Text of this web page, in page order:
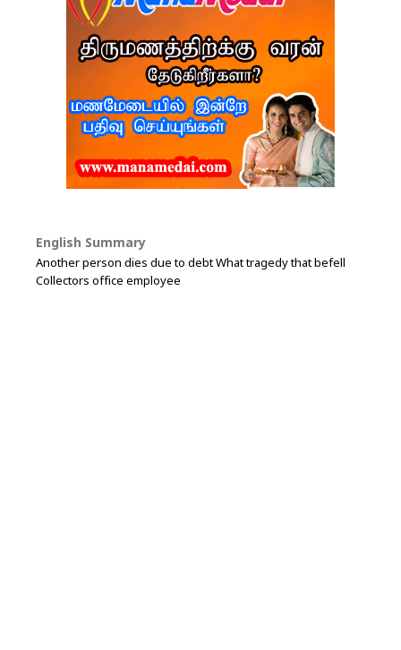
English Summary
Another person dies due to debt What tragedy that befell
Collectors office employee